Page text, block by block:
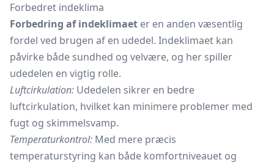
Forbedret indeklima
Forbedring af indeklimaet er en anden væsentlig
fordel ved brugen af en udedel. Indeklimaet kan
påvirke både sundhed og velvære, og her spiller
udedelen en vigtig rolle.
Luftcirkulation: Udedelen sikrer en bedre
luftcirkulation, hvilket kan minimere problemer med
fugt og skimmelsvamp.
Temperaturkontrol: Med mere præcis
temperaturstyring kan både komfortniveauet og